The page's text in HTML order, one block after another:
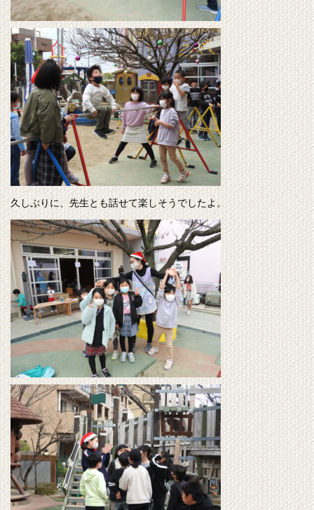
久しぶりに、先生とも話せて楽しそうでしたよ。